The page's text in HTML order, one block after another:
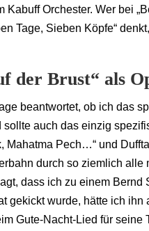
Kabuff Orchester. Wer bei
Tage, Sieben Köpfe“
der Brust“ als
beantwortet, ob ich das
auch das einzig
Mahatma Pech…“ und
durch so ziemlich
dass ich zu einem
gekickt wurde, hätte ich
Gute-Nacht-Lied für seine